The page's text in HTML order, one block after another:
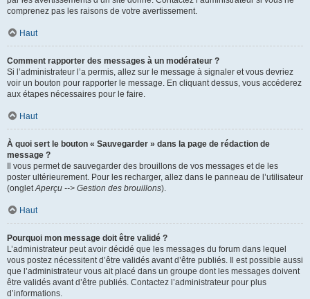
comprenez pas les raisons de votre avertissement.
Haut
Comment rapporter des messages à un modérateur ?
Si l’administrateur l’a permis, allez sur le message à signaler et vous devriez
voir un bouton pour rapporter le message. En cliquant dessus, vous accéderez
aux étapes nécessaires pour le faire.
Haut
À quoi sert le bouton « Sauvegarder » dans la page de rédaction de
message ?
Il vous permet de sauvegarder des brouillons de vos messages et de les
poster ultérieurement. Pour les recharger, allez dans le panneau de l’utilisateur
(ongletAperçu --> Gestion des brouillons).
Haut
Pourquoi mon message doit être validé ?
L’administrateur peut avoir décidé que les messages du forum dans lequel
vous postez nécessitent d’être validés avant d’être publiés. Il est possible aussi
que l’administrateur vous ait placé dans un groupe dont les messages doivent
être validés avant d’être publiés. Contactez l’administrateur pour plus
d’informations.